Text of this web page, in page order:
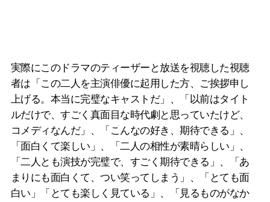
実際にこのドラマのティーザーと放送を視聴した視聴
者は「この二人を主演俳優に起用した方、ご挨拶申し
上げる。本当に完璧なキャストだ」、「以前はタイト
ルだけで、すごく真面目な時代劇と思っていたけど、
コメディなんだ」、「こんなの好き、期待できる」、
「面白くて楽しい」、「二人の相性が素晴らしい」、
「二人とも演技が完璧で、すごく期待できる」、「あ
まりにも面白くて、つい笑ってしまう」、「とても面
白い」「とても楽しく見ている」、「見るものがなか